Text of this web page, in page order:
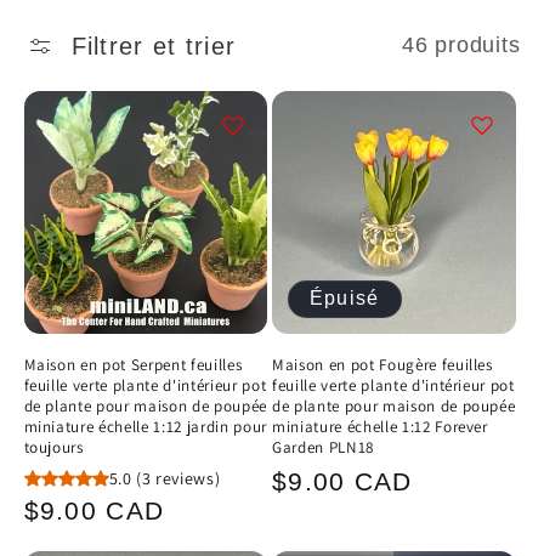
l
e
t
i
o
n
:
Filtrer et trier 46 produits
Maison en pot Serpent feuilles
feuille verte plante d'intérieur pot
de plante pour maison de poupée
miniature échelle 1:12 jardin pour
toujours
5.0 (3 reviews)
Prix
$9.00 CAD
Épuisé
Maison en pot Fougère feuilles
feuille verte plante d'intérieur pot
de plante pour maison de poupée
miniature échelle 1:12 Forever
Garden PLN18
Prix
$9.00 CAD